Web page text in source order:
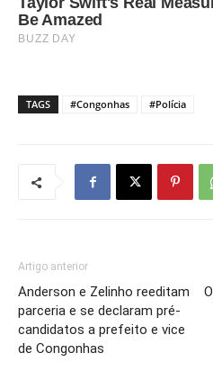
TAGS #Congonhas #Polícia
Artigo anterior
Anderson e Zelinho reeditam
parceria e se declaram pré-
candidatos a prefeito e vice
de Congonhas